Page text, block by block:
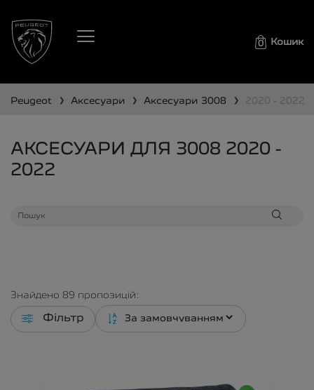
0 Кошик
peugeot ❯ аксесуари ❯ аксесуари 3008 ❯ 2020 - 2022
АКСЕСУАРИ ДЛЯ 3008 2020 -
2022
Знайдено 89 пропозицій:
Фільтр